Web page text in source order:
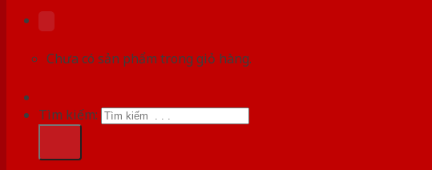
Chưa có sản phẩm trong giỏ hàng.
Tìm kiếm: